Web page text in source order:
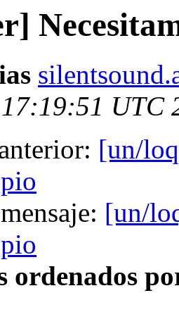
UTC
[un/
[un/
ordenados